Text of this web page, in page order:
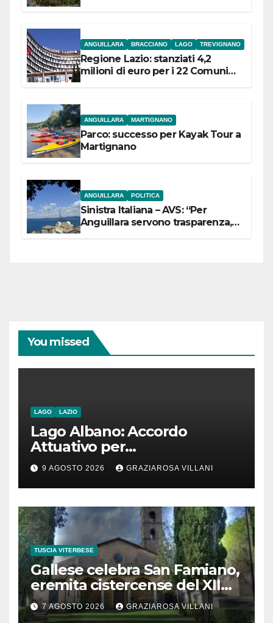
ANGUILLARA BRACCIANO LAGO TREVIGNANO
Regione Lazio: stanziati 4,2
milioni di euro per i 22 Comuni
ANGUILLARA MARTIGNANO
Parco: successo per Kayak Tour a
Martignano
ANGUILLARA POLITICA
Sinistra Italiana – AVS: “Per
Anguillara servono trasparenza,
You missed
LAGO LAZIO
Lago Albano: Accordo
Attuativo per
l’interconnessione
acquedottistica da 29,5
milioni di euro
9 AGOSTO 2026 GRAZIAROSA VILLANI
TUSCIA VITERBESE
Gallese celebra San Famiano,
eremita cistercense del XII
secolo
7 AGOSTO 2026 GRAZIAROSA VILLANI